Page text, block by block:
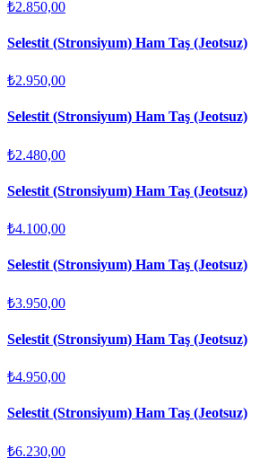
₺2.850,00
Selestit (Stronsiyum) Ham Taş (Jeotsuz)
₺2.950,00
Selestit (Stronsiyum) Ham Taş (Jeotsuz)
₺2.480,00
Selestit (Stronsiyum) Ham Taş (Jeotsuz)
₺4.100,00
Selestit (Stronsiyum) Ham Taş (Jeotsuz)
₺3.950,00
Selestit (Stronsiyum) Ham Taş (Jeotsuz)
₺4.950,00
Selestit (Stronsiyum) Ham Taş (Jeotsuz)
₺6.230,00